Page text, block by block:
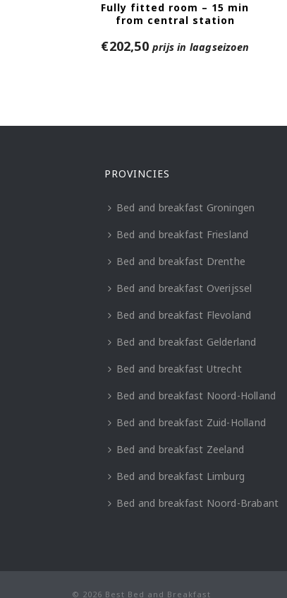
Fully fitted room – 15 min
from central station
€202,50 prijs in laagseizoen
PROVINCIES
Bed and breakfast Groningen
Bed and breakfast Friesland
Bed and breakfast Drenthe
Bed and breakfast Overijssel
Bed and breakfast Flevoland
Bed and breakfast Gelderland
Bed and breakfast Utrecht
Bed and breakfast Noord-Holland
Bed and breakfast Zuid-Holland
Bed and breakfast Zeeland
Bed and breakfast Limburg
Bed and breakfast Noord-Brabant
© 2026 Best Bed and Breakfast